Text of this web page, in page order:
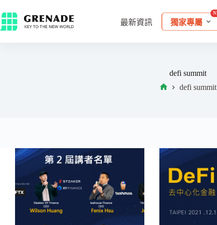
最新資訊 獨家專屬
defi summit
defi summit